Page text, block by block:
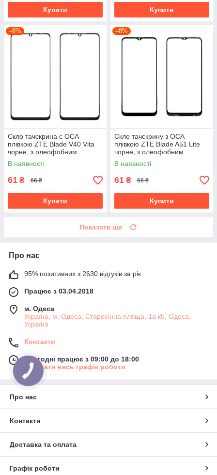
Купити Купити
–8%
Скло тачскрина c OCA
плівкою ZTE Blade V40 Vita
чорне, з олеофобним
покриттям, загартоване
В наявності
61 ₴ 66 ₴
Купити
–8%
Скло тачскрину з OCA
плівкою ZTE Blade A51 Lite
чорне, з олеофобним
покриттям, загартоване
В наявності
61 ₴ 66 ₴
Купити
Показати ще
Про нас
95% позитивних з 2630 відгуків за рік
Працює з 03.04.2018
м. Одеса
Україна, м. Одеса, Старосінна площа, 1а к5, Одеса,
Україна
Контакти
Сьогодні працює з 09:00 до 18:00
Показати весь графік роботи
Про нас
Контакти
Доставка та оплата
Графік роботи